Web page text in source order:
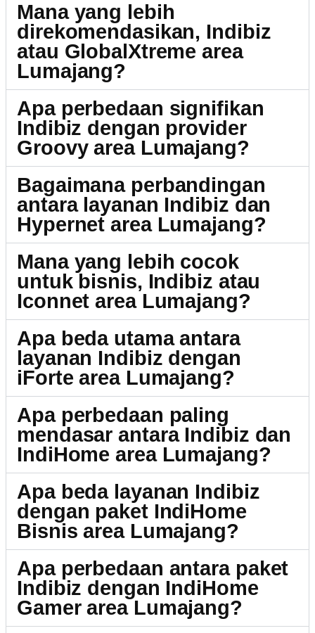
Mana yang lebih
direkomendasikan, Indibiz
atau GlobalXtreme area
Lumajang?
Apa perbedaan signifikan
Indibiz dengan provider
Groovy area Lumajang?
Bagaimana perbandingan
antara layanan Indibiz dan
Hypernet area Lumajang?
Mana yang lebih cocok
untuk bisnis, Indibiz atau
Iconnet area Lumajang?
Apa beda utama antara
layanan Indibiz dengan
iForte area Lumajang?
Apa perbedaan paling
mendasar antara Indibiz dan
IndiHome area Lumajang?
Apa beda layanan Indibiz
dengan paket IndiHome
Bisnis area Lumajang?
Apa perbedaan antara paket
Indibiz dengan IndiHome
Gamer area Lumajang?